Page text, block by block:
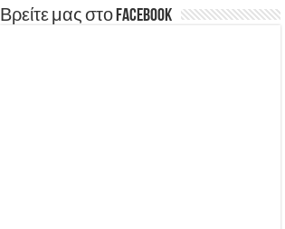
Βρείτε μας στο Facebook